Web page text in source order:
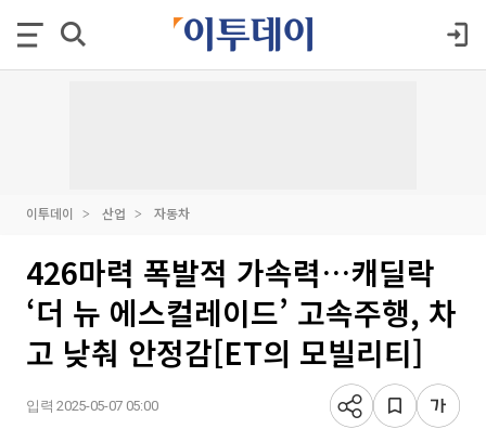
이투데이 산업 자동차
426마력 폭발적 가속력…캐딜락
‘더 뉴 에스컬레이드’ 고속주행, 차
고 낮춰 안정감[ET의 모빌리티]
입력 2025-05-07 05:00